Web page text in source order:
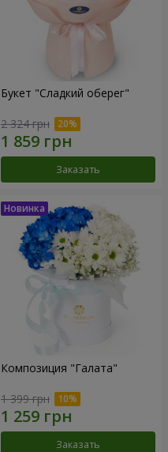
Букет "Сладкий оберег"
2 324 грн
Заказать
Композиция "Галата"
1 399 грн
Заказать